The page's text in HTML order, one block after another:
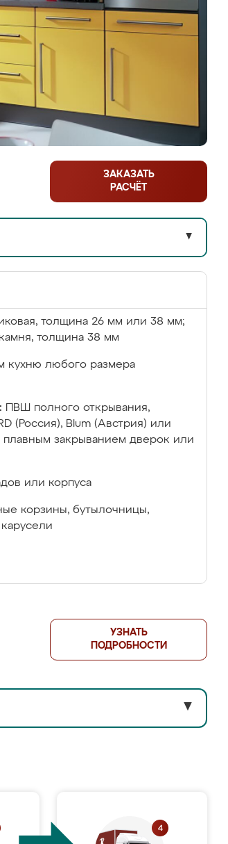
ЗАКАЗАТЬ
РАСЧЁТ
▼
толщина 26 мм или 38 мм;
толщина 38 мм
кухню любого размера
ПВШ полного открывания,
(Россия), Blum (Австрия) или
плавным закрыванием дверок или
или корпуса
корзины, бутылочницы,
УЗНАТЬ
ПОДРОБНОСТИ
▼